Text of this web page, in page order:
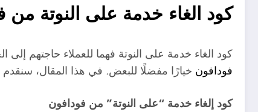
كود الغاء خدمة على النوتة من
كود الغاء خدمة على النوتة فهما للعملاء حاجتهم
فودافون خيارًا مفضلًا للبعض. في هذا المقال، سنقدم
كود إلغاء خدمة “على النوتة” من فودافون